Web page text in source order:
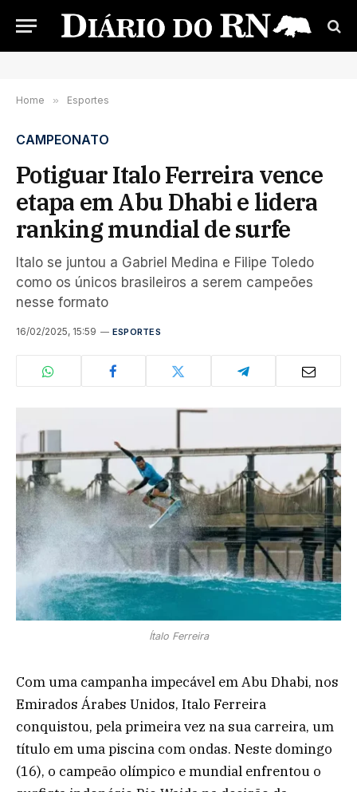
Home » Esportes
CAMPEONATO
Potiguar Italo Ferreira vence
etapa em Abu Dhabi e lidera
ranking mundial de surfe
Italo se juntou a Gabriel Medina e Filipe Toledo
como os únicos brasileiros a serem campeões
nesse formato
16/02/2025, 15:59 ESPORTES
Ítalo Ferreira
Com uma campanha impecável em Abu Dhabi, nos
Emirados Árabes Unidos, Italo Ferreira
conquistou, pela primeira vez na sua carreira, um
título em uma piscina com ondas. Neste domingo
(16), o campeão olímpico e mundial enfrentou o